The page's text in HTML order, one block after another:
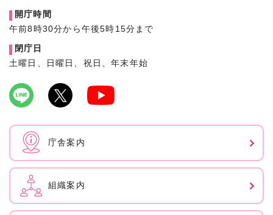
開庁時間
午前8時30分から午後5時15分まで
閉庁日
土曜日、日曜日、祝日、年末年始
庁舎案内
組織案内